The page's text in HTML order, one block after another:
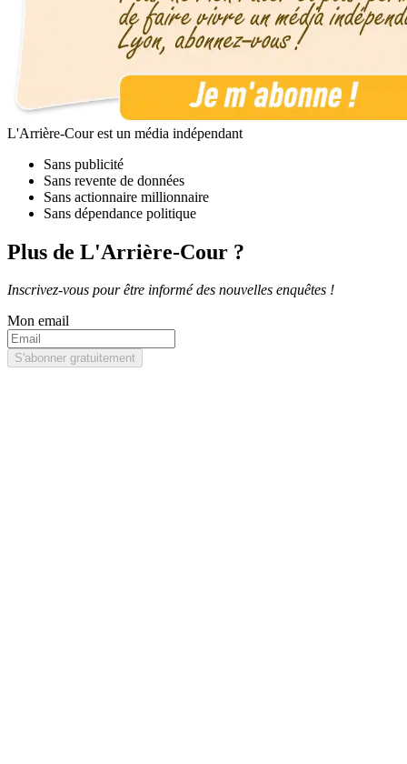
L'Arrière-Cour est un média indépendant
Sans publicité
Sans revente de données
Sans actionnaire millionnaire
Sans dépendance politique
Plus de L'Arrière-Cour ?
Inscrivez-vous pour être informé des nouvelles enquêtes !
Mon email
S'abonner gratuitement